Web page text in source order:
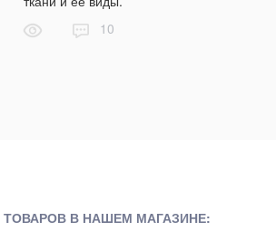
10
ТОВАРОВ В НАШЕМ МАГАЗИНЕ: